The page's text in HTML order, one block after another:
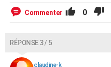
Commenter 0
RÉPONSE 3 / 5
claudine-k